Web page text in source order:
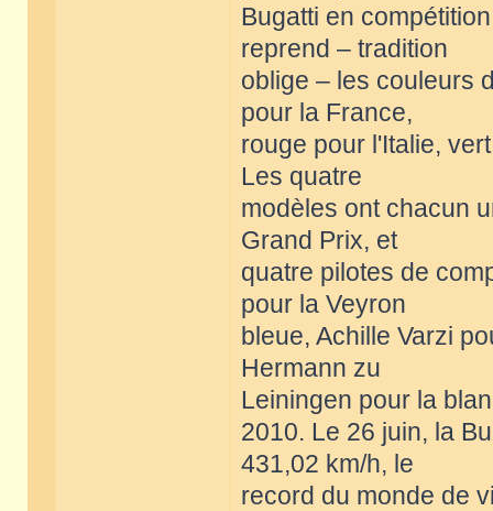
Bugatti en
reprend – tradition
oblige – les couleurs
pour la France,
rouge pour l'Italie,
Les quatre
modèles ont chacun
Grand Prix, et
quatre pilotes de
pour la Veyron
bleue, Achille Varzi
Hermann zu
Leiningen pour la
2010. Le 26 juin, la
431,02 km/h, le
record du monde de